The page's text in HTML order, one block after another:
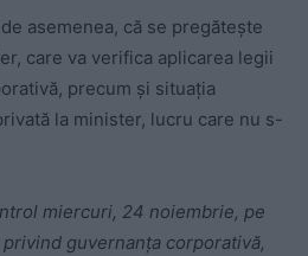
asemenea, că se pregătește
care va verifica aplicarea legii
precum și situația
la minister, lucru care nu s-
miercuri, 24 noiembrie, pe
privind guvernanța corporativă,